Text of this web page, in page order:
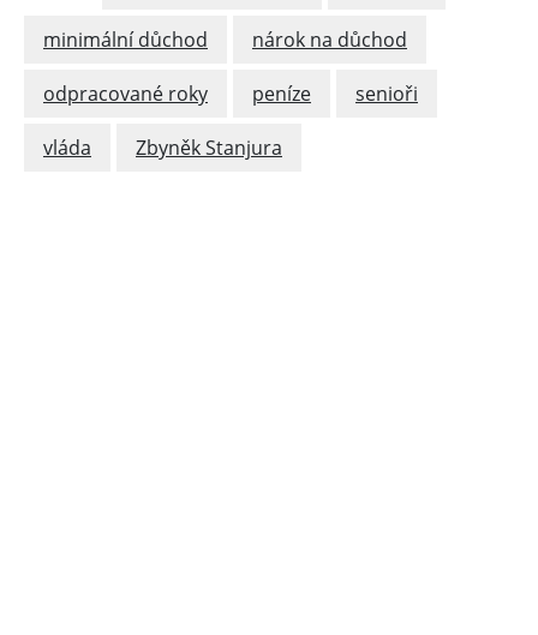
minimální důchod nárok na důchod
odpracované roky peníze senioři
vláda Zbyněk Stanjura